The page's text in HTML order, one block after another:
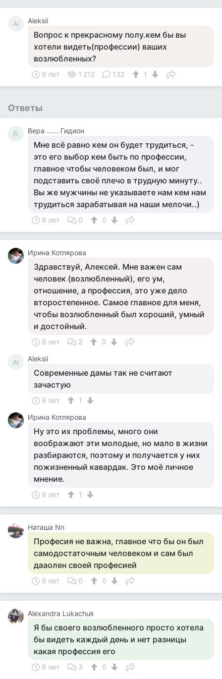
Al Aleksii
Вопрос к прекрасному полу.кем бы вы
хотели видеть(профессии) ваших
возлюбленных?
9 лет 1 212 132 1
Ответы
В. Вера ...... Гидион
Мне всё равно кем он будет трудиться, -
это его выбор кем быть по профессии,
главное чтобы человеком был, и мог
подставить своё плечо в трудную минуту..
Вы же мужчины не указываете нам кем нам
трудиться зарабатывая на наши мелочи..)
9 лет 0 0
Ирина Котлярова
Здравствуй, Алексей. Мне важен сам
человек (возлюбленный), его ум,
отношение, а профессия, это уже дело
второстепенное. Самое главное для меня,
чтобы возлюбленный был хороший, умный
и достойный.
9 лет 2 0
Al Aleksii
Современные дамы так не считают
зачастую
9 лет
1
Ирина Котлярова
Ну это их проблемы, много они
воображают эти молодые, но мало в жизни
разбираются, поэтому и получается у них
пожизненный кавардак. Это моё личное
мнение.
9 лет 1
Наташа Nn
Професия не важна, главное что бы он был
самодостаточным человеком и сам был
дааолен своей професией
9 лет 0 0
Alexandra Lukachuk
Я бы своего возлюбленного просто хотела
бы видеть каждый день и нет разницы
какая профессия его
9 лет 3 0